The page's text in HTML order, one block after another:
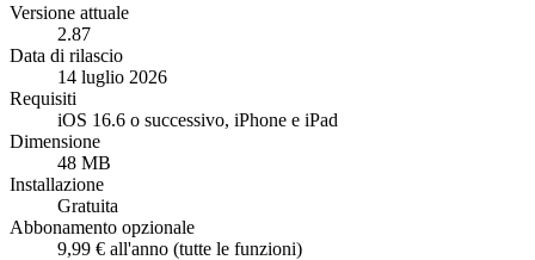
Versione attuale
2.87
Data di rilascio
14 luglio 2026
Requisiti
iOS 16.6 o successivo, iPhone e iPad
Dimensione
48 MB
Installazione
Gratuita
Abbonamento opzionale
9,99 € all'anno (tutte le funzioni)